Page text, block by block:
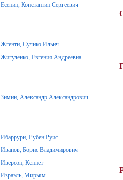
Есенин, Константин Сергеевич
Жгенти, Сулико Ильич
Жигуленко, Евгения Андреевна
Зимин, Александр Александрович
Ибаррури, Рубен Руис
Иванов, Борис Владимирович
Иверсон, Кеннет
Израэль, Мирьям